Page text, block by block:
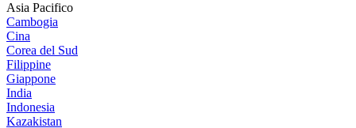
Asia Pacifico
Cambogia
Cina
Corea del Sud
Filippine
Giappone
India
Indonesia
Kazakistan